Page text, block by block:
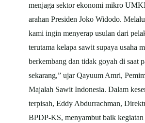
menjaga sektor ekonomi mikro
arahan Presiden Joko Widodo.
kami ingin menyerap usulan dari
terutama kelapa sawit supaya usaha
berkembang dan tidak goyah di saat
sekarang,” ujar Qayuum Amri,
Majalah Sawit Indonesia. Dalam
terpisah, Eddy Abdurrachman,
BPDP-KS, menyambut baik kegiatan